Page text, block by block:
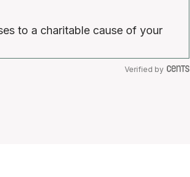
to a charitable cause of your
Verified by